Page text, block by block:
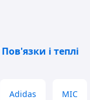
Пов'язки і теплі
Adidas MIC